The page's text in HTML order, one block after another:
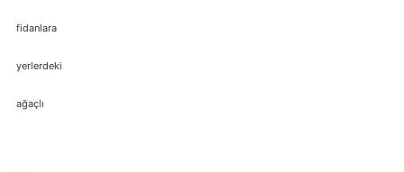
fidanlara
yerlerdeki
ağaçlı